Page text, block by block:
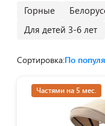
Горные
Для детей 3-6 лет
Сортировка:По
Частями на 5 мес.